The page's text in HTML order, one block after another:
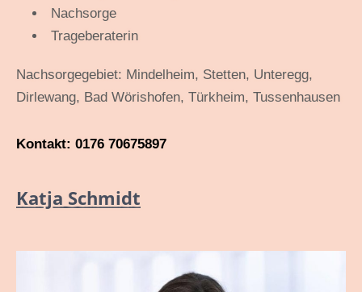
Nachsorge
Trageberaterin
Nachsorgegebiet: Mindelheim, Stetten, Unteregg,
Dirlewang, Bad Wörishofen, Türkheim, Tussenhausen
Kontakt: 0176 70675897
Katja Schmidt